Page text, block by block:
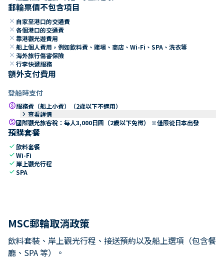
郵輪票價不包含項目
close 自家至港口的交通費
close 各個港口的交通費
close 靠港觀光遊費用
close 船上個人費用，例如飲料費、賭場、商店、Wi-Fi、SPA、洗衣等
close 海外旅行傷害保險
close 行李快遞服務
額外支付費用
登船時支付
paid服務費（船上小費）（2歲以下不適用）
keyboard_arrow_right 查看詳情
paid國際觀光旅客稅：每人3,000日圓（2歲以下免徵） ※僅限從日本出發
預購套餐
check飲料套餐
checkWi-Fi
check 岸上觀光行程
checkSPA
MSC郵輪取消政策
飲料套裝、岸上觀光行程、接送預約以及船上選項（包含餐
廳、SPA 等）。